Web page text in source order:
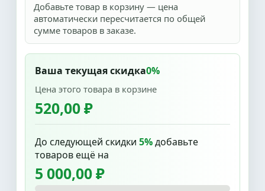
Добавьте товар в корзину — цена
автоматически пересчитается по общей
сумме товаров в заказе.
Ваша текущая скидка0%
Цена этого товара в корзине
520,00 ₽
До следующей скидки 5%добавьте
товаров ещё на
5 000,00 ₽